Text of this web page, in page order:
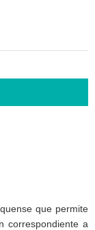
que permite
correspondiente a